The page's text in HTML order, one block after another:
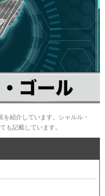
紹介しています。シャルル・
も記載しています。